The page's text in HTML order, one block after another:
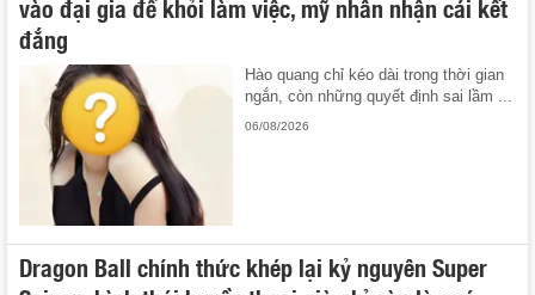
vào đại gia để khỏi làm việc, mỹ nhân nhận cái kết
đắng
Hào quang chỉ kéo dài trong thời gian
ngắn, còn những quyết định sai lầm ...
06/08/2026
Dragon Ball chính thức khép lại kỷ nguyên Super